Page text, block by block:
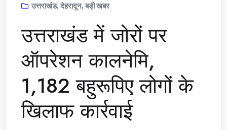
उत्तराखंड, देहरादून, बड़ी खबर
उत्तराखंड में जोरों पर
ऑपरेशन कालनेमि,
1,182 बहुरूपिए लोगों के
खिलाफ कार्रवाई